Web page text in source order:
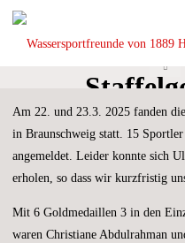
Zum
11
Am 22. und 23.3. 2025 fanden
in Braunschweig statt. 15 Sportler
angemeldet. Leider konnte sich
erholen, so dass wir kurzfristig
Mit 6 Goldmedaillen 3 in den
waren Christiane Abdulrahman